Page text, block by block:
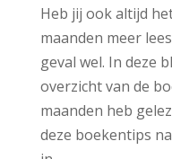
Heb jij ook altijd
maanden meer
geval wel. In deze
overzicht van de
maanden heb
deze boekentips